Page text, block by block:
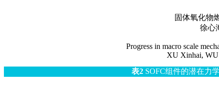
固体氧化物
徐心
Progress in macro scale
XU Xinhai,
表2SOFC组件的潜在力